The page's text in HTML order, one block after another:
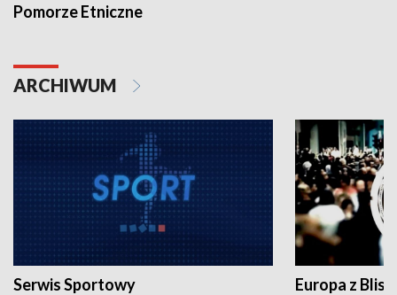
Pomorze Etniczne
ARCHIWUM
Serwis Sportowy Europa z